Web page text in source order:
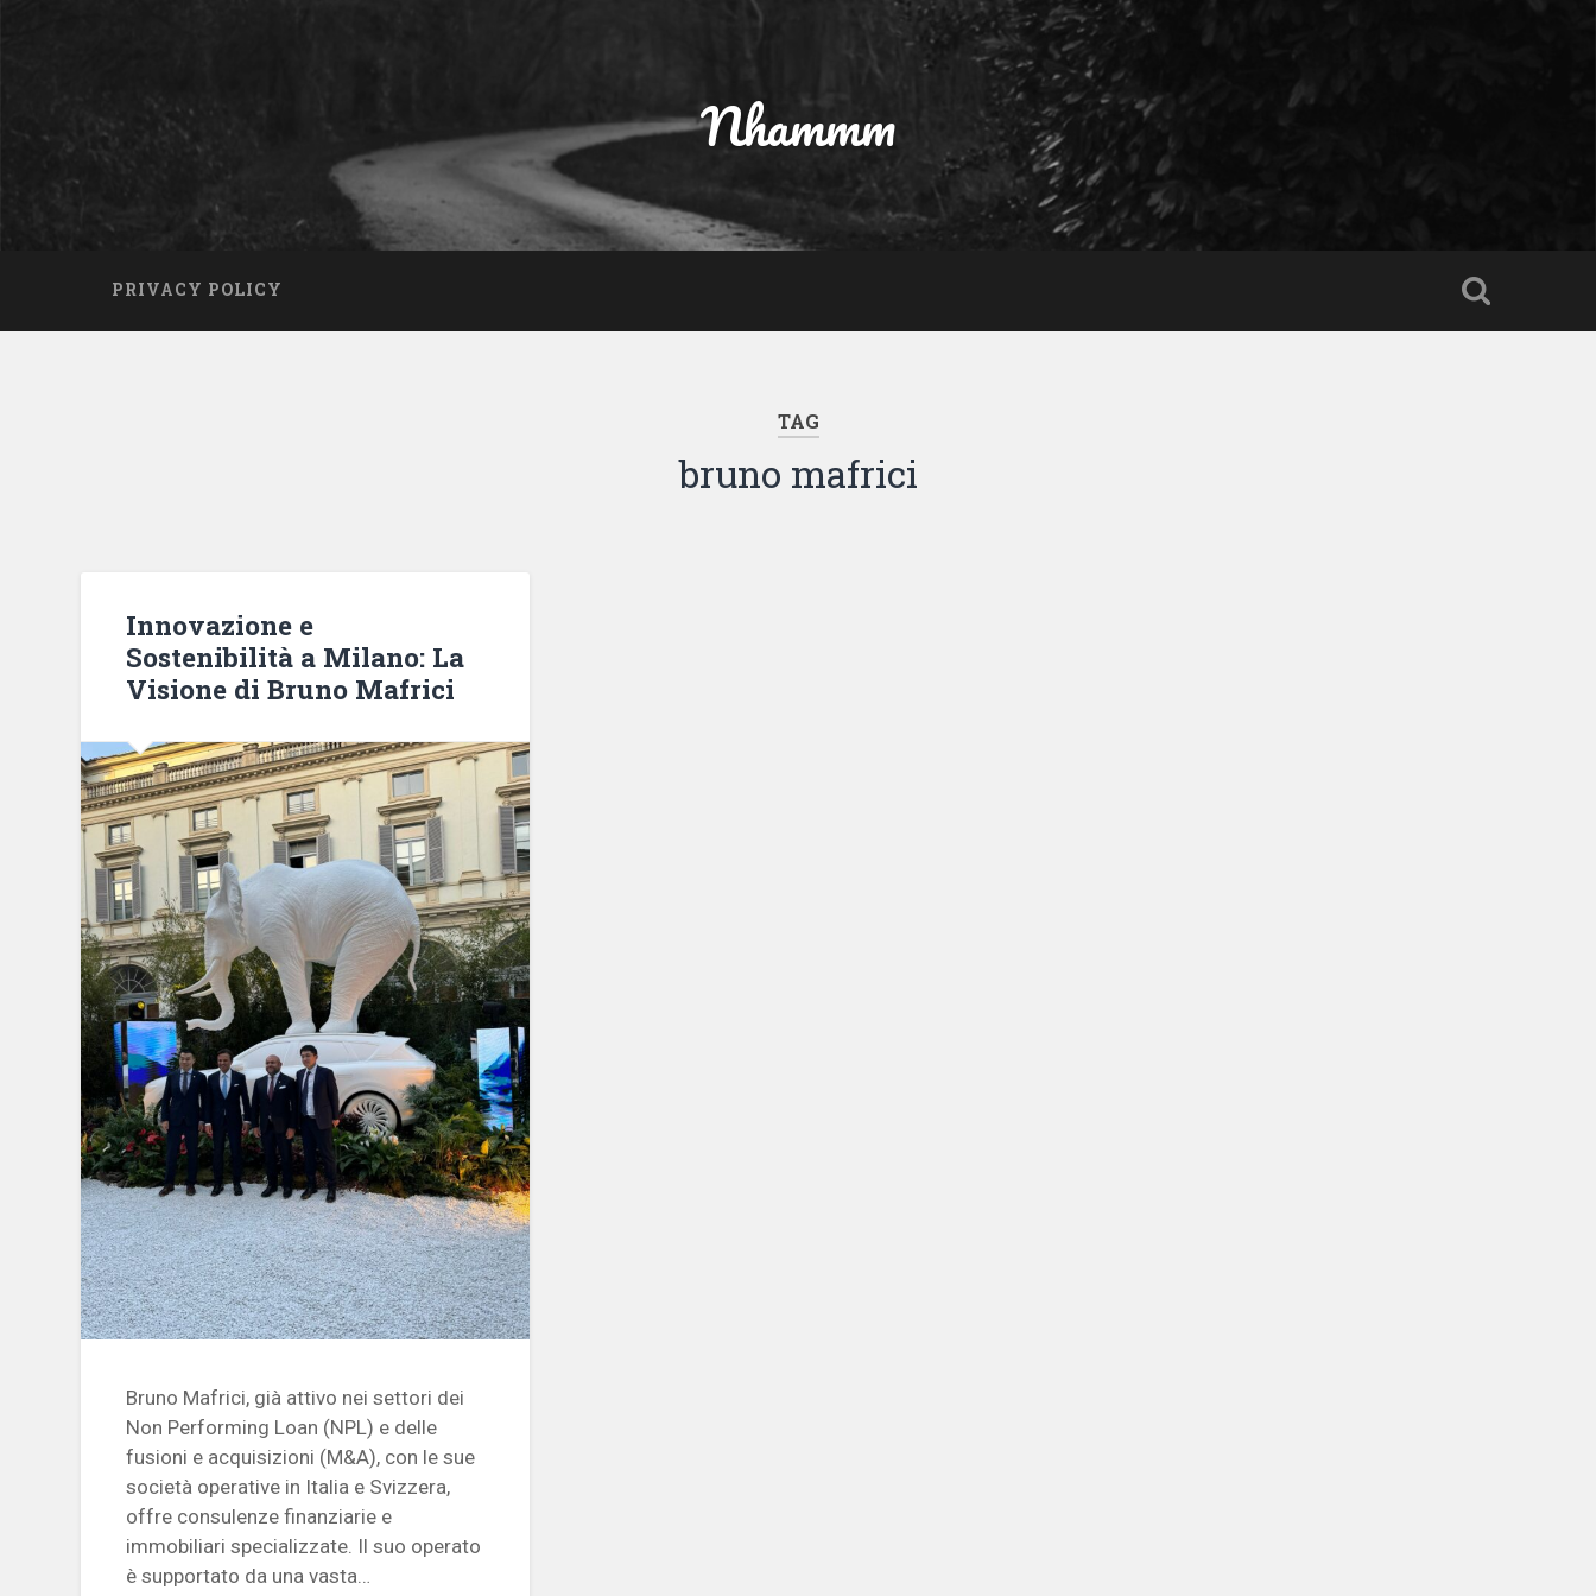
Nhammm
PRIVACY POLICY
TAG
bruno mafrici
Innovazione e
Sostenibilità a Milano: La
Visione di Bruno Mafrici
Bruno Mafrici, già attivo nei settori dei
Non Performing Loan (NPL) e delle
fusioni e acquisizioni (M&A), con le sue
società operative in Italia e Svizzera,
offre consulenze finanziarie e
immobiliari specializzate. Il suo operato
è supportato da una vasta…